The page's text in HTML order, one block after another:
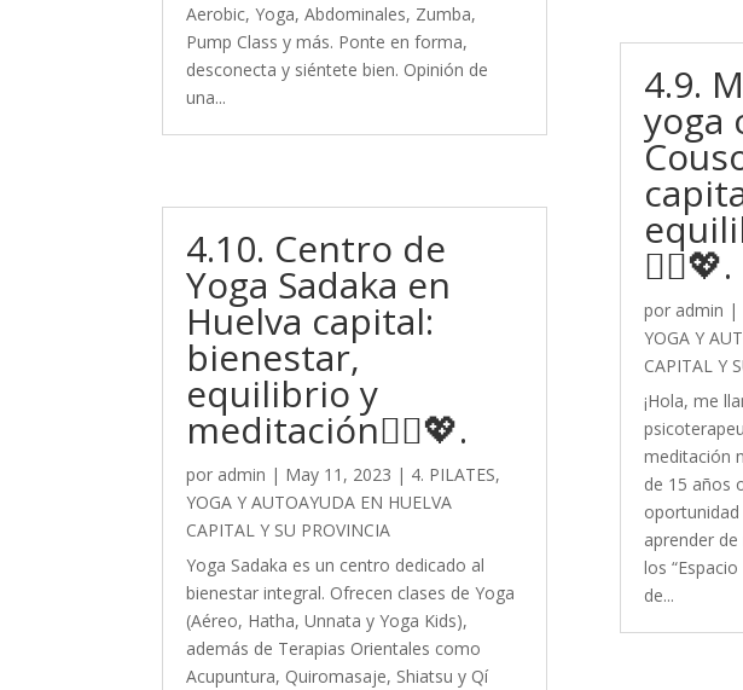
Aerobic, Yoga, Abdominales, Zumba,
Pump Class y más. Ponte en forma,
desconecta y siéntete bien. Opinión de
una...
4.10. Centro de
Yoga Sadaka en
Huelva capital:
bienestar,
equilibrio y
meditación🧘‍♀️💖.
por admin | May 11, 2023 | 4. PILATES,
YOGA Y AUTOAYUDA EN HUELVA
CAPITAL Y SU PROVINCIA
Yoga Sadaka es un centro dedicado al
bienestar integral. Ofrecen clases de Yoga
(Aéreo, Hatha, Unnata y Yoga Kids),
además de Terapias Orientales como
Acupuntura, Quiromasaje, Shiatsu y Qí
4.9.
yoga
🧘‍♀️💖.
por admin |
YOGA Y
CAPITAL Y
¡Hola, me
meditación
de 15 años
oportunidad
aprender
los
de...